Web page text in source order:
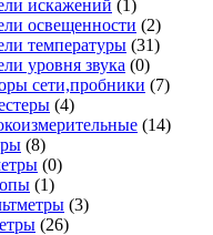
искажений (1)
освещенности (2)
температуры (31)
уровня звука (0)
сети,пробники (7)
(4)
(14)
(8)
(0)
(1)
(3)
(26)